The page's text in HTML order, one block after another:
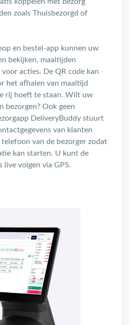
zoals Thuisbezorgd of
en bestel-app kunnen uw
bekijken, maaltijden
acties. De QR code kan
het afhalen van maaltijd
rij hoeft te staan. Wilt uw
bezorgen? Ook geen
DeliveryBuddy stuurt
van klanten
van de bezorger zodat
kan starten. U kunt de
live volgen via GPS.